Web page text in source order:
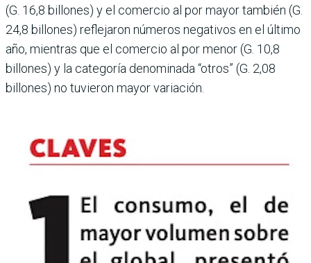
(G. 16,8 billones) y el comercio al por mayor también (G.
24,8 billones) reflejaron números negati­vos en el último
año, mien­tras que el comercio al por menor (G. 10,8
billones) y la categoría denominada “otros” (G. 2,08
billones) no tuvieron mayor variación.